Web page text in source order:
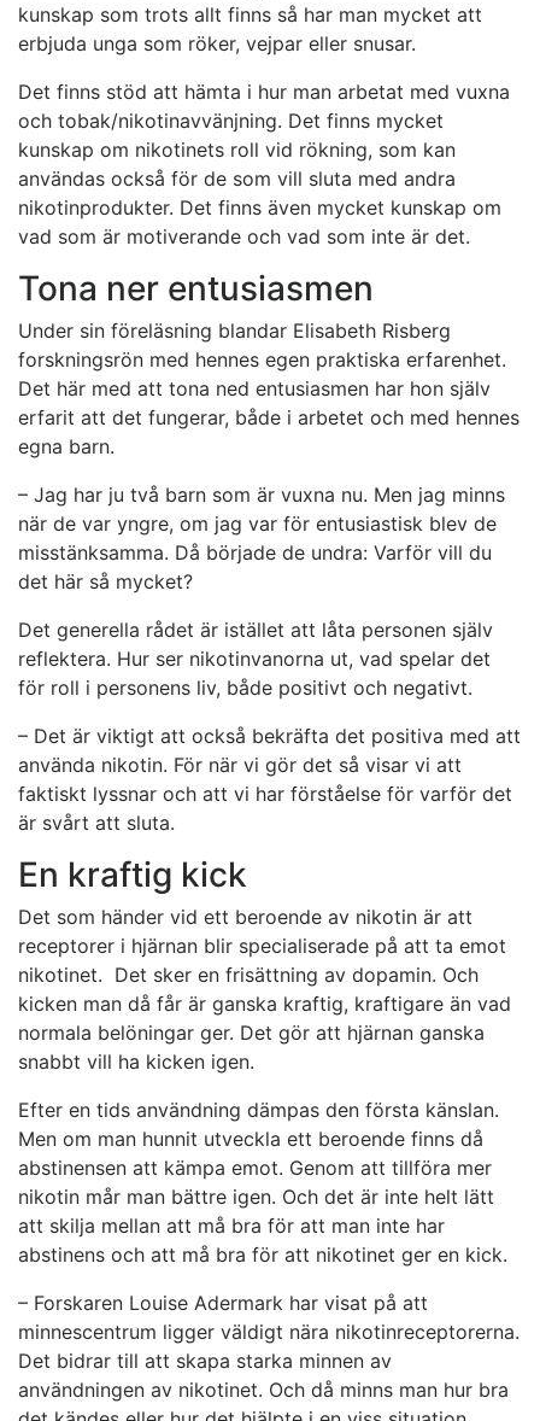
kunskap som trots allt finns så har man mycket att
erbjuda unga som röker, vejpar eller snusar.
Det finns stöd att hämta i hur man arbetat med vuxna
och tobak/nikotinavvänjning. Det finns mycket
kunskap om nikotinets roll vid rökning, som kan
användas också för de som vill sluta med andra
nikotinprodukter. Det finns även mycket kunskap om
vad som är motiverande och vad som inte är det.
Tona ner entusiasmen
Under sin föreläsning blandar Elisabeth Risberg
forskningsrön med hennes egen praktiska erfarenhet.
Det här med att tona ned entusiasmen har hon själv
erfarit att det fungerar, både i arbetet och med hennes
egna barn.
– Jag har ju två barn som är vuxna nu. Men jag minns
när de var yngre, om jag var för entusiastisk blev de
misstänksamma. Då började de undra: Varför vill du
det här så mycket?
Det generella rådet är istället att låta personen själv
reflektera. Hur ser nikotinvanorna ut, vad spelar det
för roll i personens liv, både positivt och negativt.
– Det är viktigt att också bekräfta det positiva med att
använda nikotin. För när vi gör det så visar vi att
faktiskt lyssnar och att vi har förståelse för varför det
är svårt att sluta.
En kraftig kick
Det som händer vid ett beroende av nikotin är att
receptorer i hjärnan blir specialiserade på att ta emot
nikotinet. Det sker en frisättning av dopamin. Och
kicken man då får är ganska kraftig, kraftigare än vad
normala belöningar ger. Det gör att hjärnan ganska
snabbt vill ha kicken igen.
Efter en tids användning dämpas den första känslan.
Men om man hunnit utveckla ett beroende finns då
abstinensen att kämpa emot. Genom att tillföra mer
nikotin mår man bättre igen. Och det är inte helt lätt
att skilja mellan att må bra för att man inte har
abstinens och att må bra för att nikotinet ger en kick.
– Forskaren Louise Adermark har visat på att
minnescentrum ligger väldigt nära nikotinreceptorerna.
Det bidrar till att skapa starka minnen av
användningen av nikotinet. Och då minns man hur bra